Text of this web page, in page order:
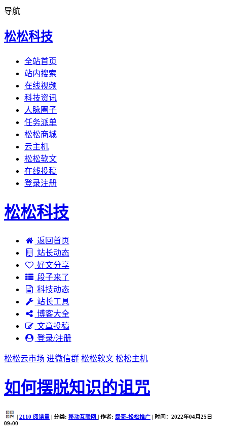
导航
松松科技
全站首页
站内搜索
在线视频
科技资讯
人脉圈子
任务派单
松松商城
云主机
松松软文
在线投稿
登录注册
松松科技
返回首页
站长动态
好文分享
段子来了
科技动态
站长工具
博客大全
文章投稿
登录/注册
松松云市场 进微信群 松松软文 松松主机
如何摆脱知识的诅咒
| 2110 阅读量 | 分类: 移动互联网 | 作者: 磊哥-松松推广 | 时间：2022年04月25日
09:00